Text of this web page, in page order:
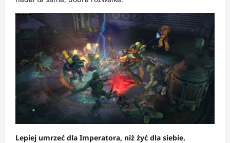
Lepiej umrzeć dla Imperatora, niż żyć dla siebie.